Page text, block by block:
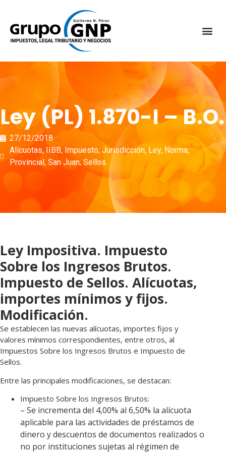
Ley (PL) 1.870-I – B.O.
27/12/2018
Alícuotas,IIBB,Impuesto, Jurisdicción, Ley, Norma,
Provincial, San Juan, Sellos
Ley Impositiva. Impuesto
Sobre los Ingresos Brutos.
Impuesto de Sellos. Alícuotas,
importes mínimos y fijos.
Modificación.
Se establecen las nuevas alícuotas, importes fijos y
valores mínimos correspondientes, entre otros, al
Impuestos Sobre los Ingresos Brutos e Impuesto de
Sellos.
Entre las principales modificaciones, se destacan:
Impuesto Sobre los Ingresos Brutos:
– Se incrementa del 4,00% al 6,50% la alícuota
aplicable para las actividades de préstamos de
dinero y descuentos de documentos realizados o
no por instituciones sujetas al régimen de